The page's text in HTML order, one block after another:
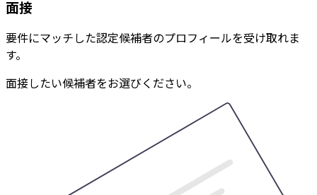
面接
要件にマッチした認定候補者のプロフィールを受け取れま
す。
面接したい候補者をお選びください。